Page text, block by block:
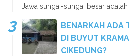
Jawa sungai-sungai besar adalah
BENARKAH ADA
DI BUYUT
CIKEDUNG?